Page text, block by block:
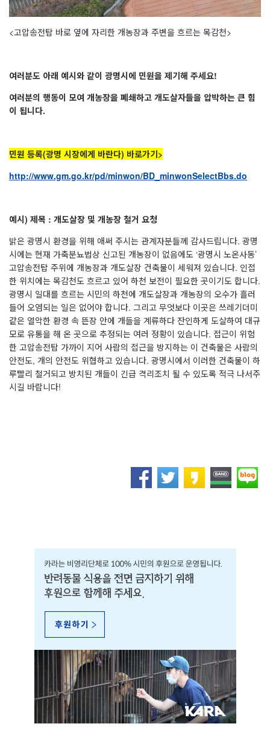
<고압송전탑 바로 옆에 자리한 개농장과 주변을 흐르는 목감천>
여러분도 아래 예시와 같이 광명시에 민원을 제기해 주세요!
여러분의 행동이 모여 개농장을 폐쇄하고 개도살자들을 압박하는 큰 힘
이 됩니다.
민원 등록(광명 시장에게 바란다) 바로가기>
http://www.gm.go.kr/pd/minwon/BD_minwonSelectBbs.do
예시) 제목 : 개도살장 및 개농장 철거 요청
밝은 광명시 환경을 위해 애써 주시는 관계자분들께 감사드립니다. 광명
시에는 현재 가축분뇨법상 신고된 개농장이 없음에도 ‘광명시 노온사동’
고압송전탑 주위에 개농장과 개도살장 건축물이 세워져 있습니다. 인접
한 위치에는 목감천도 흐르고 있어 하천 보전이 필요한 곳이기도 합니다.
광명시 일대를 흐르는 시민의 하천에 개도살장과 개농장의 오수가 흘러
들어 오염되는 일은 없어야 합니다. 그리고 무엇보다 이곳은 쓰레기더미
같은 열악한 환경 속 뜬장 안에 개들을 계류하다 잔인하게 도살하여 대규
모로 유통을 해 온 곳으로 추정되는 여러 정황이 있습니다. 접근이 위험
한 고압송전탑 가까이 지어 사람의 접근을 방지하는 이 건축물은 사람의
안전도, 개의 안전도 위협하고 있습니다. 광명시에서 이러한 건축물이 하
루빨리 철거되고 방치된 개들이 긴급 격리조치 될 수 있도록 적극 나서주
시길 바랍니다!